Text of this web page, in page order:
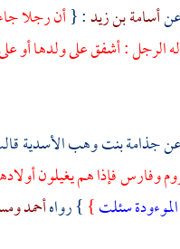
أسامة بن زيد: {أن رجلا
الرجل : أشفق على ولدها أو
جذامة بنت وهب الأسدية
وفارسفإذا هم يغيلون
سئلت}} رواهأحمد